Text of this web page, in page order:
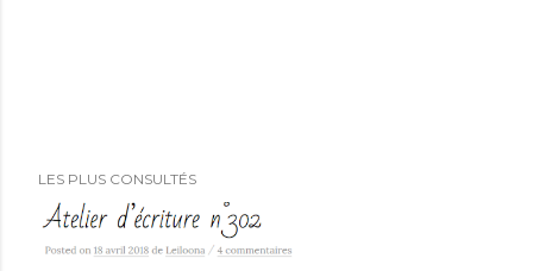
LES PLUS CONSULTÉS